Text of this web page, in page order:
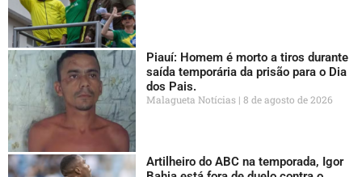
Piauí: Homem é morto a tiros durante
saída temporária da prisão para o Dia
dos Pais.
Malagueta Notícias 8 de agosto de 2026
Artilheiro do ABC na temporada, Igor